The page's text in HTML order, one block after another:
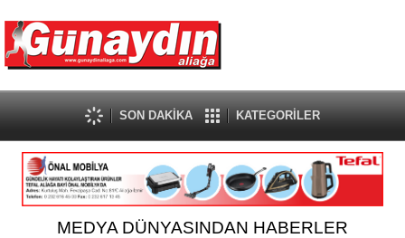
SON DAKİKA KATEGORİLER
MEDYA DÜNYASINDAN HABERLER